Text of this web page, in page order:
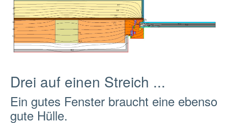
Drei auf einen Streich ...
Ein gutes Fenster braucht eine ebenso
gute Hülle.